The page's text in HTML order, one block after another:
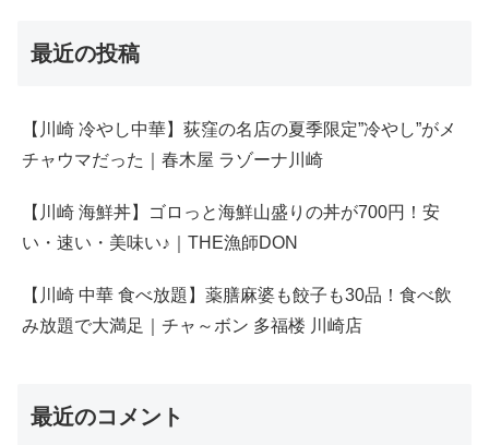
最近の投稿
【川崎 冷やし中華】荻窪の名店の夏季限定”冷やし”がメ
チャウマだった｜春木屋 ラゾーナ川崎
【川崎 海鮮丼】ゴロっと海鮮山盛りの丼が700円！安
い・速い・美味い♪｜THE漁師DON
【川崎 中華 食べ放題】薬膳麻婆も餃子も30品！食べ飲
み放題で大満足｜チャ～ボン 多福楼 川崎店
最近のコメント